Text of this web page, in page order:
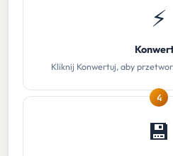
⚡
Kliknij Konwertuj, aby
4
💾